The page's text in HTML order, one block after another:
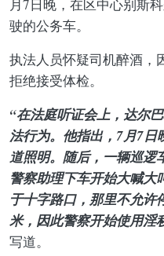
月7日晚，在区中心别斯
驶的公务车。
执法人员怀疑司机醉酒，
拒绝接受体检。
“在法庭听证会上，达尔
法行为。他指出，7月7
道照明。随后，一辆巡逻
警察助理下车开始大喊大
于十字路口，那里不允许
米，因此警察开始使用淫
写道。